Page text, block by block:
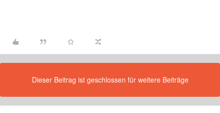
Dieser Beitrag ist geschlossen für weitere Beiträge